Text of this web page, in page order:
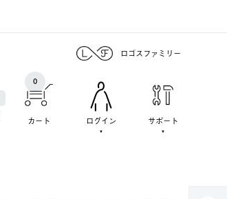
ロゴスファミリー
カート
0
ログイン サポート